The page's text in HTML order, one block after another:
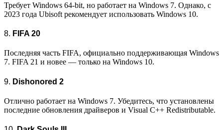
Требует Windows 64-bit, но работает на Windows 7. Однако, с
2023 года Ubisoft рекомендует использовать Windows 10.
8. FIFA 20
Последняя часть FIFA, официально поддерживающая Windows
7. FIFA 21 и новее — только на Windows 10.
9. Dishonored 2
Отлично работает на Windows 7. Убедитесь, что установлены
последние обновления драйверов и Visual C++ Redistributable.